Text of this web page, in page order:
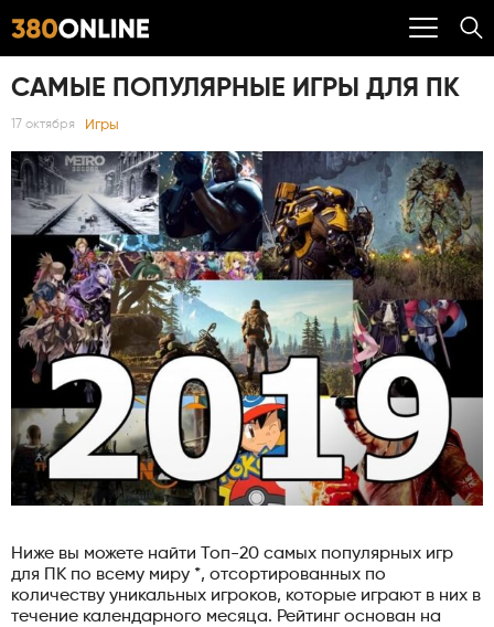
САМЫЕ ПОПУЛЯРНЫЕ ИГРЫ ДЛЯ ПК
17 октября Игры
Ниже вы можете найти Топ-20 самых популярных игр
для ПК по всему миру *, отсортированных по
количеству уникальных игроков, которые играют в них в
течение календарного месяца. Рейтинг основан на